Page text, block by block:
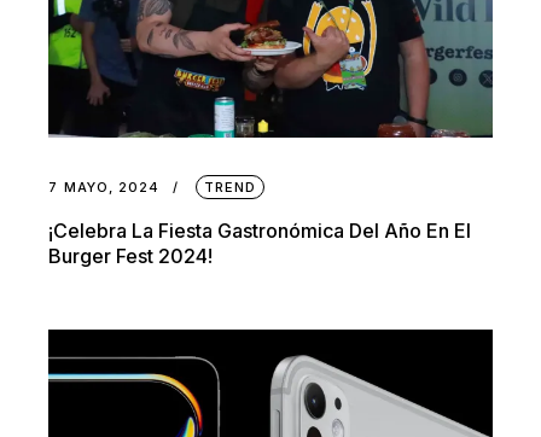
7 MAYO, 2024 TREND
¡Celebra La Fiesta Gastronómica Del Año En El
Burger Fest 2024!